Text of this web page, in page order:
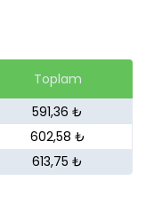
Toplam
591,36 ₺
602,58 ₺
613,75 ₺